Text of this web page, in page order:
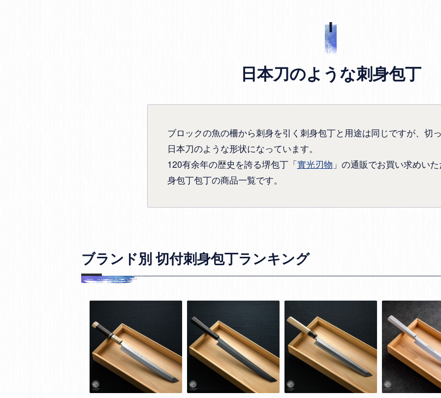
日本刀のような刺身包丁
ブロックの魚の柵から刺身を引く刺身包丁と用途は同じですが、切
日本刀のような形状になっています。
120有余年の歴史を誇る堺包丁「實光刃物 」の通販でお買い求めい
身包丁包丁の商品一覧です。
ブランド別 切付刺身包丁ランキング